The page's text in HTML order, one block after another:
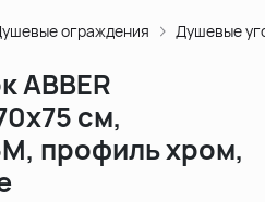
ограждения Душевые
ABBER
см,
профиль хром,